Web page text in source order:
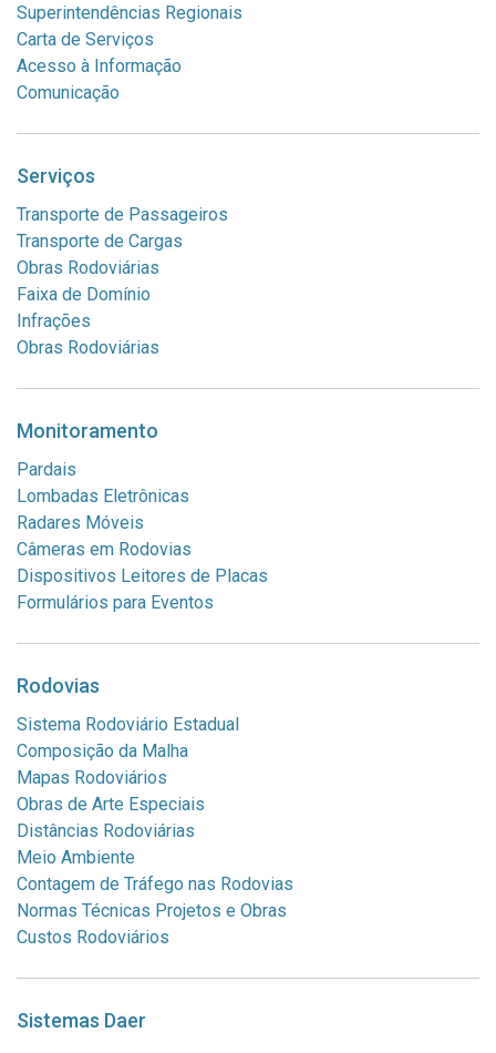
Superintendências Regionais
Carta de Serviços
Acesso à Informação
Comunicação
Serviços
Transporte de Passageiros
Transporte de Cargas
Obras Rodoviárias
Faixa de Domínio
Infrações
Obras Rodoviárias
Monitoramento
Pardais
Lombadas Eletrônicas
Radares Móveis
Câmeras em Rodovias
Dispositivos Leitores de Placas
Formulários para Eventos
Rodovias
Sistema Rodoviário Estadual
Composição da Malha
Mapas Rodoviários
Obras de Arte Especiais
Distâncias Rodoviárias
Meio Ambiente
Contagem de Tráfego nas Rodovias
Normas Técnicas Projetos e Obras
Custos Rodoviários
Sistemas Daer